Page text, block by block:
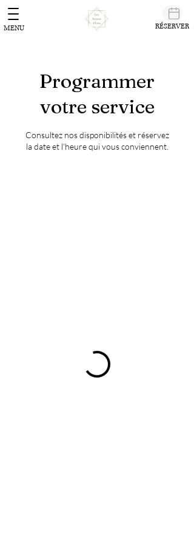
MENU RÉSERVER
Programmer
votre service
Consultez nos disponibilités et réservez
la date et l'heure qui vous conviennent.